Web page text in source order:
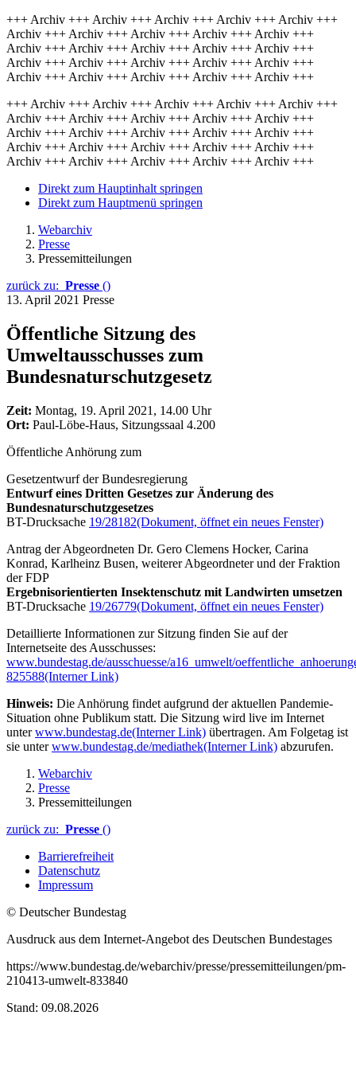
+++ Archiv +++ Archiv +++ Archiv +++ Archiv +++ Archiv +++
Archiv +++ Archiv +++ Archiv +++ Archiv +++ Archiv +++
Archiv +++ Archiv +++ Archiv +++ Archiv +++ Archiv +++
Archiv +++ Archiv +++ Archiv +++ Archiv +++ Archiv +++
Archiv +++ Archiv +++ Archiv +++ Archiv +++ Archiv +++
+++ Archiv +++ Archiv +++ Archiv +++ Archiv +++ Archiv +++
Archiv +++ Archiv +++ Archiv +++ Archiv +++ Archiv +++
Archiv +++ Archiv +++ Archiv +++ Archiv +++ Archiv +++
Archiv +++ Archiv +++ Archiv +++ Archiv +++ Archiv +++
Archiv +++ Archiv +++ Archiv +++ Archiv +++ Archiv +++
Direkt zum Hauptinhalt springen
Direkt zum Hauptmenü springen
Webarchiv
Presse
Pressemitteilungen
zurück zu: Presse ()
13. April 2021 Presse
Öffentliche Sitzung des
Umweltausschusses zum
Bundesnaturschutzgesetz
Zeit: Montag, 19. April 2021, 14.00 Uhr
Ort: Paul-Löbe-Haus, Sitzungssaal 4.200
Öffentliche Anhörung zum
Gesetzentwurf der Bundesregierung
Entwurf eines Dritten Gesetzes zur Änderung des
Bundesnaturschutzgesetzes
BT-Drucksache 19/28182(Dokument, öffnet ein neues Fenster)
Antrag der Abgeordneten Dr. Gero Clemens Hocker, Carina
Konrad, Karlheinz Busen, weiterer Abgeordneter und der Fraktion
der FDP
Ergebnisorientierten Insektenschutz mit Landwirten umsetzen
BT-Drucksache 19/26779(Dokument, öffnet ein neues Fenster)
Detaillierte Informationen zur Sitzung finden Sie auf der
Internetseite des Ausschusses:
www.bundestag.de/ausschuesse/a16_umwelt/
825588(Interner Link)
Hinweis: Die Anhörung findet aufgrund der aktuellen Pandemie-
Situation ohne Publikum statt. Die Sitzung wird live im Internet
unterwww.bundestag.de(Interner Link) übertragen. Am Folgetag ist
sie unterwww.bundestag.de/mediathek(Interner Link) abzurufen.
Webarchiv
Presse
Pressemitteilungen
zurück zu: Presse ()
Barrierefreiheit
Datenschutz
Impressum
© Deutscher Bundestag
Ausdruck aus dem Internet-Angebot des Deutschen Bundestages
https://www.bundestag.de/webarchiv/presse/pressemitteilungen/pm-
210413-umwelt-833840
Stand: 09.08.2026